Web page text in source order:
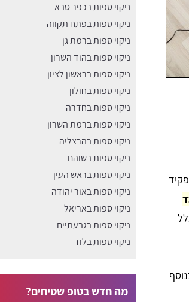
ניקוי ספות בכפר סבא
ניקוי ספות בפתח תקווה
ניקוי ספות ברמת גן
ניקוי ספות בהוד השרון
ניקוי ספות בראשון לציון
ניקוי ספות בחולון
ניקוי ספות בחדרה
ניקוי ספות ברמת השרון
ניקוי ספות בהרצליה
ניקוי ספות בשוהם
ניקוי ספות בראש העין
ניקוי ספות באור יהודה
ניקוי ספות באריאל
ניקוי ספות בגבעתיים
ניקוי ספות בלוד
מה חדש בטופ שטיחים?